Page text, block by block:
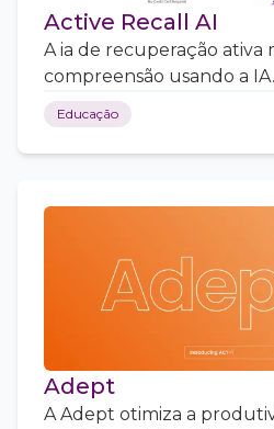
Active Recall AI
A ia de recuperação ativa
compreensão usando a IA.
Educação
Adept
A Adept otimiza a